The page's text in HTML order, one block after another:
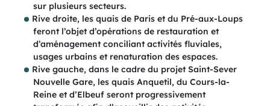
sur plusieurs secteurs.
Rive droite, les quais de Paris et du Pré-aux-Loups
feront l’objet d’opérations de restauration et
d’aménagement conciliant activités fluviales,
usages urbains et renaturation des espaces.
Rive gauche, dans le cadre du projet Saint-Sever
Nouvelle Gare, les quais Anquetil, du Cours-la-
Reine et d’Elbeuf seront progressivement